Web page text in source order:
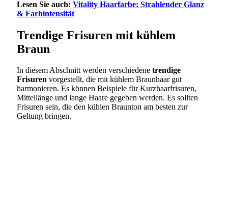
Lesen Sie auch: Vitality Haarfarbe: Strahlender Glanz
& Farbintensität
Trendige Frisuren mit kühlem
Braun
In diesem Abschnitt werden verschiedene trendige
Frisuren vorgestellt, die mit kühlem Braunhaar gut
harmonieren. Es können Beispiele für Kurzhaarfrisuren,
Mittellänge und lange Haare gegeben werden. Es sollten
Frisuren sein, die den kühlen Braunton am besten zur
Geltung bringen.